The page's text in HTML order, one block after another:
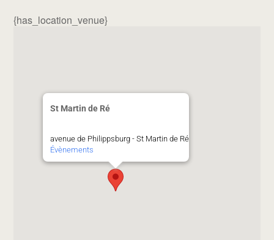
{has_location_venue}
St Martin de Ré
avenue de Philippsburg - St Martin de Ré
Évènements